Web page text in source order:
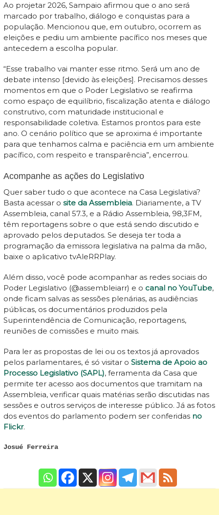
Ao projetar 2026, Sampaio afirmou que o ano será
marcado por trabalho, diálogo e conquistas para a
população. Mencionou que, em outubro, ocorrem as
eleições e pediu um ambiente pacífico nos meses que
antecedem a escolha popular.
“Esse trabalho vai manter esse ritmo. Será um ano de
debate intenso [devido às eleições]. Precisamos desses
momentos em que o Poder Legislativo se reafirma
como espaço de equilíbrio, fiscalização atenta e diálogo
construtivo, com maturidade institucional e
responsabilidade coletiva. Estamos prontos para este
ano. O cenário político que se aproxima é importante
para que tenhamos calma e paciência em um ambiente
pacífico, com respeito e transparência”, encerrou.
Acompanhe as ações do Legislativo
Quer saber tudo o que acontece na Casa Legislativa?
Basta acessar o site da Assembleia. Diariamente, a TV
Assembleia, canal 57.3, e a Rádio Assembleia, 98,3FM,
têm reportagens sobre o que está sendo discutido e
aprovado pelos deputados. Se deseja ter toda a
programação da emissora legislativa na palma da mão,
baixe o aplicativo tvAleRRPlay.
Além disso, você pode acompanhar as redes sociais do
Poder Legislativo (@assembleiarr) e o canal no YouTube,
onde ficam salvas as sessões plenárias, as audiências
públicas, os documentários produzidos pela
Superintendência de Comunicação, reportagens,
reuniões de comissões e muito mais.
Para ler as propostas de lei ou os textos já aprovados
pelos parlamentares, é só visitar o Sistema de Apoio ao
Processo Legislativo (SAPL), ferramenta da Casa que
permite ter acesso aos documentos que tramitam na
Assembleia, verificar quais matérias serão discutidas nas
sessões e outros serviços de interesse público. Já as fotos
dos eventos do parlamento podem ser conferidas no
Flickr.
Josué Ferreira